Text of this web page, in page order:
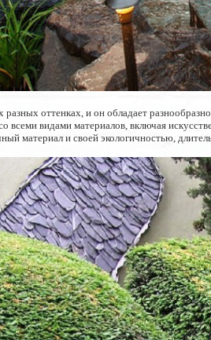
разных оттенках, и он обладает
всеми видами материалов, включая
материал и своей экологичностью,